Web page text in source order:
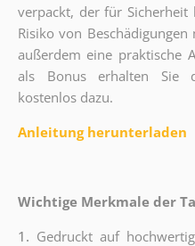
verpackt, der für
Risiko von
außerdem eine praktische
als Bonus erhalten Sie
kostenlos dazu.
Anleitung herunterladen
Wichtige Merkmale der
1. Gedruckt auf